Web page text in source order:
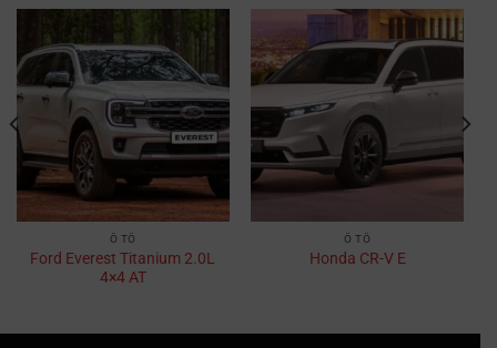
Ô TÔ
Ford Everest Titanium 2.0L
4×4 AT
Ô TÔ
Honda CR-V E